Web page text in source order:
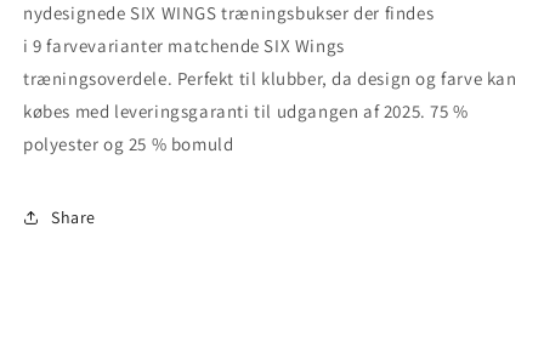
nydesignede SIX WINGS træningsbukser der findes
i 9 farvevarianter matchende SIX Wings
træningsoverdele. Perfekt til klubber, da design og farve kan
købes med leveringsgaranti til udgangen af 2025.75 %
polyester og 25 % bomuld
Share